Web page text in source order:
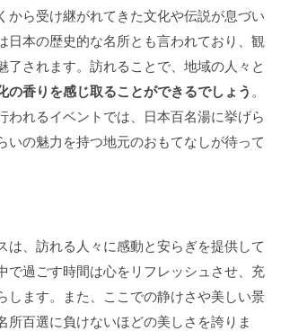
から受け継がれてきた文化や伝説が息づい
日本の歴史的な名所とも言われており、観
了されます。訪れることで、地域の人々と
の香りを感じ取ることができるでしょう 。
われるイベントでは、日本百名湯に挙げら
いの魅力を持つ地元のおもてなしが待って
は、訪れる人々に感動と安らぎを提供して
で過ごす時間は心をリフレッシュさせ、充
します。また、ここでの静けさや美しい景
所百選に負けないほどの美しさを誇りま